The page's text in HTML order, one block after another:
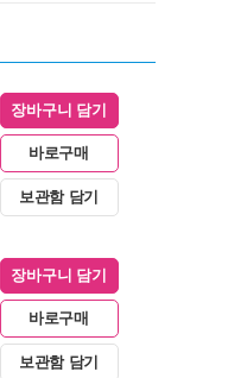
장바구니 담기
바로구매
보관함 담기
장바구니 담기
바로구매
보관함 담기